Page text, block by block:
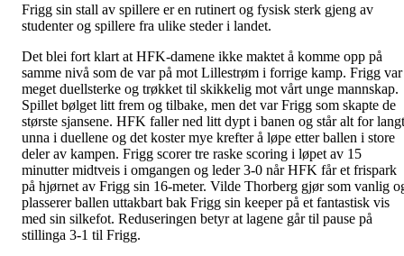
Frigg sin stall av spillere er en rutinert og fysisk sterk gjeng av
studenter og spillere fra ulike steder i landet.
Det blei fort klart at HFK-damene ikke maktet å komme opp på
samme nivå som de var på mot Lillestrøm i forrige kamp. Frigg var
meget duellsterke og trøkket til skikkelig mot vårt unge mannskap.
Spillet bølget litt frem og tilbake, men det var Frigg som skapte de
største sjansene. HFK faller ned litt dypt i banen og står alt for langt
unna i duellene og det koster mye krefter å løpe etter ballen i store
deler av kampen. Frigg scorer tre raske scoring i løpet av 15
minutter midtveis i omgangen og leder 3-0 når HFK får et frispark
på hjørnet av Frigg sin 16-meter. Vilde Thorberg gjør som vanlig
plasserer ballen uttakbart bak Frigg sin keeper på et fantastisk vis
med sin silkefot. Reduseringen betyr at lagene går til pause på
stillinga 3-1 til Frigg.